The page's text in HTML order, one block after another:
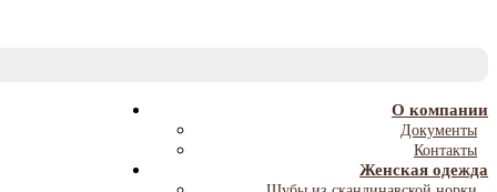
О компании
Документы
Контакты
Женская одежда